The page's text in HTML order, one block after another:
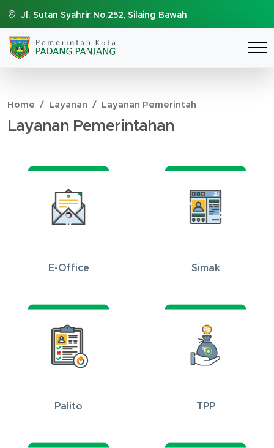
Jl. Sutan Syahrir No.252, Silaing Bawah
Home Layanan Layanan Pemerintah
Layanan Pemerintahan
E-Office Simak
Palito TPP